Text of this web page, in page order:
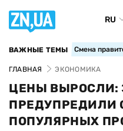
RU
ВАЖНЫЕ ТЕМЫ Смена
ГЛАВНАЯ ЭКОНОМИКА
ЦЕНЫ ВЫРОСЛИ:
ПРЕДУПРЕДИЛИ
ПОПУЛЯРНЫХ